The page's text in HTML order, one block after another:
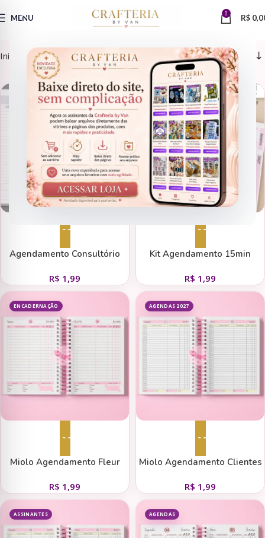
MENU 0 R$
Início Produtos marcados com a tag “agendamento”
AGENDAS
Adicionar ao carrinho
Agendamento Consultório
R$ 1,99
AGENDAS
Adicionar ao carrinho
Kit Agendamento 15min
R$ 1,99
ENCADERNAÇÃO
Adicionar ao carrinho
Miolo Agendamento Fleur
R$ 1,99
AGENDAS 2027
Adicionar ao carrinho
Miolo Agendamento Clientes
R$ 1,99
ASSINANTES AGENDAS